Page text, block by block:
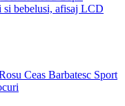
si bebelusi, afisaj LCD
Ceas Barbatesc Sport